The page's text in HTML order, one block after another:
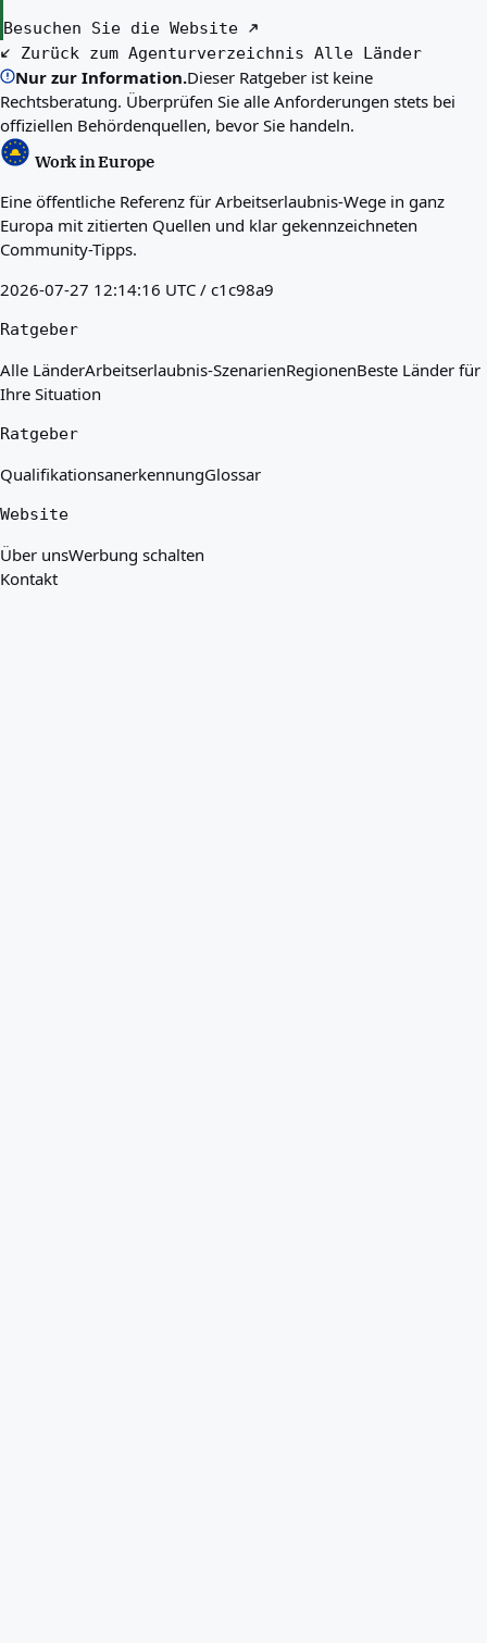
Besuchen Sie die Website
Zurück zum Agenturverzeichnis Alle Länder
Nur zur Information.Dieser Ratgeber ist keine
Rechtsberatung. Überprüfen Sie alle Anforderungen stets bei
offiziellen Behördenquellen, bevor Sie handeln.
Work in Europe
Eine öffentliche Referenz für Arbeitserlaubnis-Wege in ganz
Europa mit zitierten Quellen und klar gekennzeichneten
Community-Tipps.
2026-07-27 12:14:16 UTC / c1c98a9
Ratgeber
Alle LänderArbeitserlaubnis-SzenarienRegionenBeste Länder für
Ihre Situation
Ratgeber
QualifikationsanerkennungGlossar
Website
Über unsWerbung schalten
Kontakt